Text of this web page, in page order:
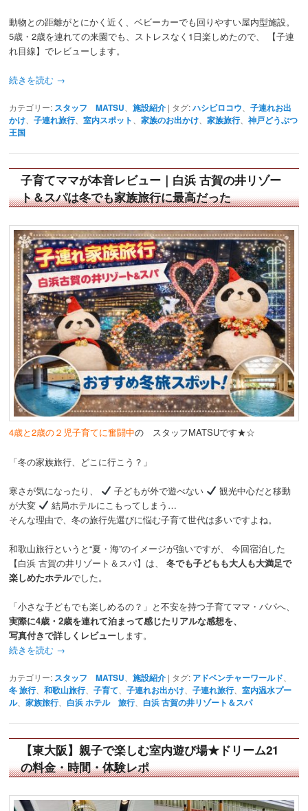
動物との距離がとにかく近く、ベビーカーでも回りやすい屋内型施設。
5歳・2歳を連れての来園でも、ストレスなく1日楽しめたので、 【子連
れ目線】でレビューします。
続きを読む →
カテゴリー: スタッフ MATSU 、施設紹介 | タグ: ハシビロコウ 、子連れお出
かけ 、子連れ旅行、室内スポット 、家族のお出かけ 、家族旅行、神戸どうぶつ
王国
子育てママが本音レビュー｜白浜 古賀の井リゾー
ト＆スパは冬でも家族旅行に最高だった
4歳と2歳の２児子育てに奮闘中の スタッフMATSUです★☆
「冬の家族旅行、どこに行こう？」
寒さが気になったり、 子どもが外で遊べない
観光中心だと移動
が大変
結局ホテルにこもってしまう…
そんな理由で、冬の旅行先選びに悩む子育て世代は多いですよね。
和歌山旅行というと“夏・海”のイメージが強いですが、 今回宿泊した
【白浜 古賀の井リゾート＆スパ】は、冬でも子どもも大人も大満足で
楽しめたホテルでした。
「小さな子どもでも楽しめるの？」と不安を持つ子育てママ・パパへ、
実際に4歳・2歳を連れて泊まって感じたリアルな感想を、
写真付きで詳しくレビューします。
続きを読む →
カテゴリー: スタッフ MATSU 、施設紹介 | タグ: アドベンチャーワールド
冬 旅行、和歌山旅行、子育て 、子連れお出かけ 、子連れ旅行、室内温水プー
ル、家族旅行、 白浜 ホテル 旅行、 白浜 古賀の井リゾート＆スパ
【東大阪】親子で楽しむ室内遊び場★ドリーム21
の料金・時間・体験レポ